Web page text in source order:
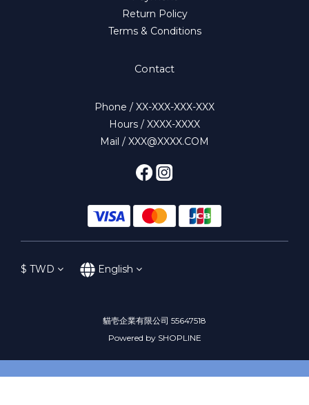
Return Policy
Terms & Conditions
Contact
Phone / XX-XXX-XXX-XXX
Hours / XXXX-XXXX
Mail / XXX@XXXX.COM
$ TWD English
貓壱企業有限公司 55647518
Powered by SHOPLINE